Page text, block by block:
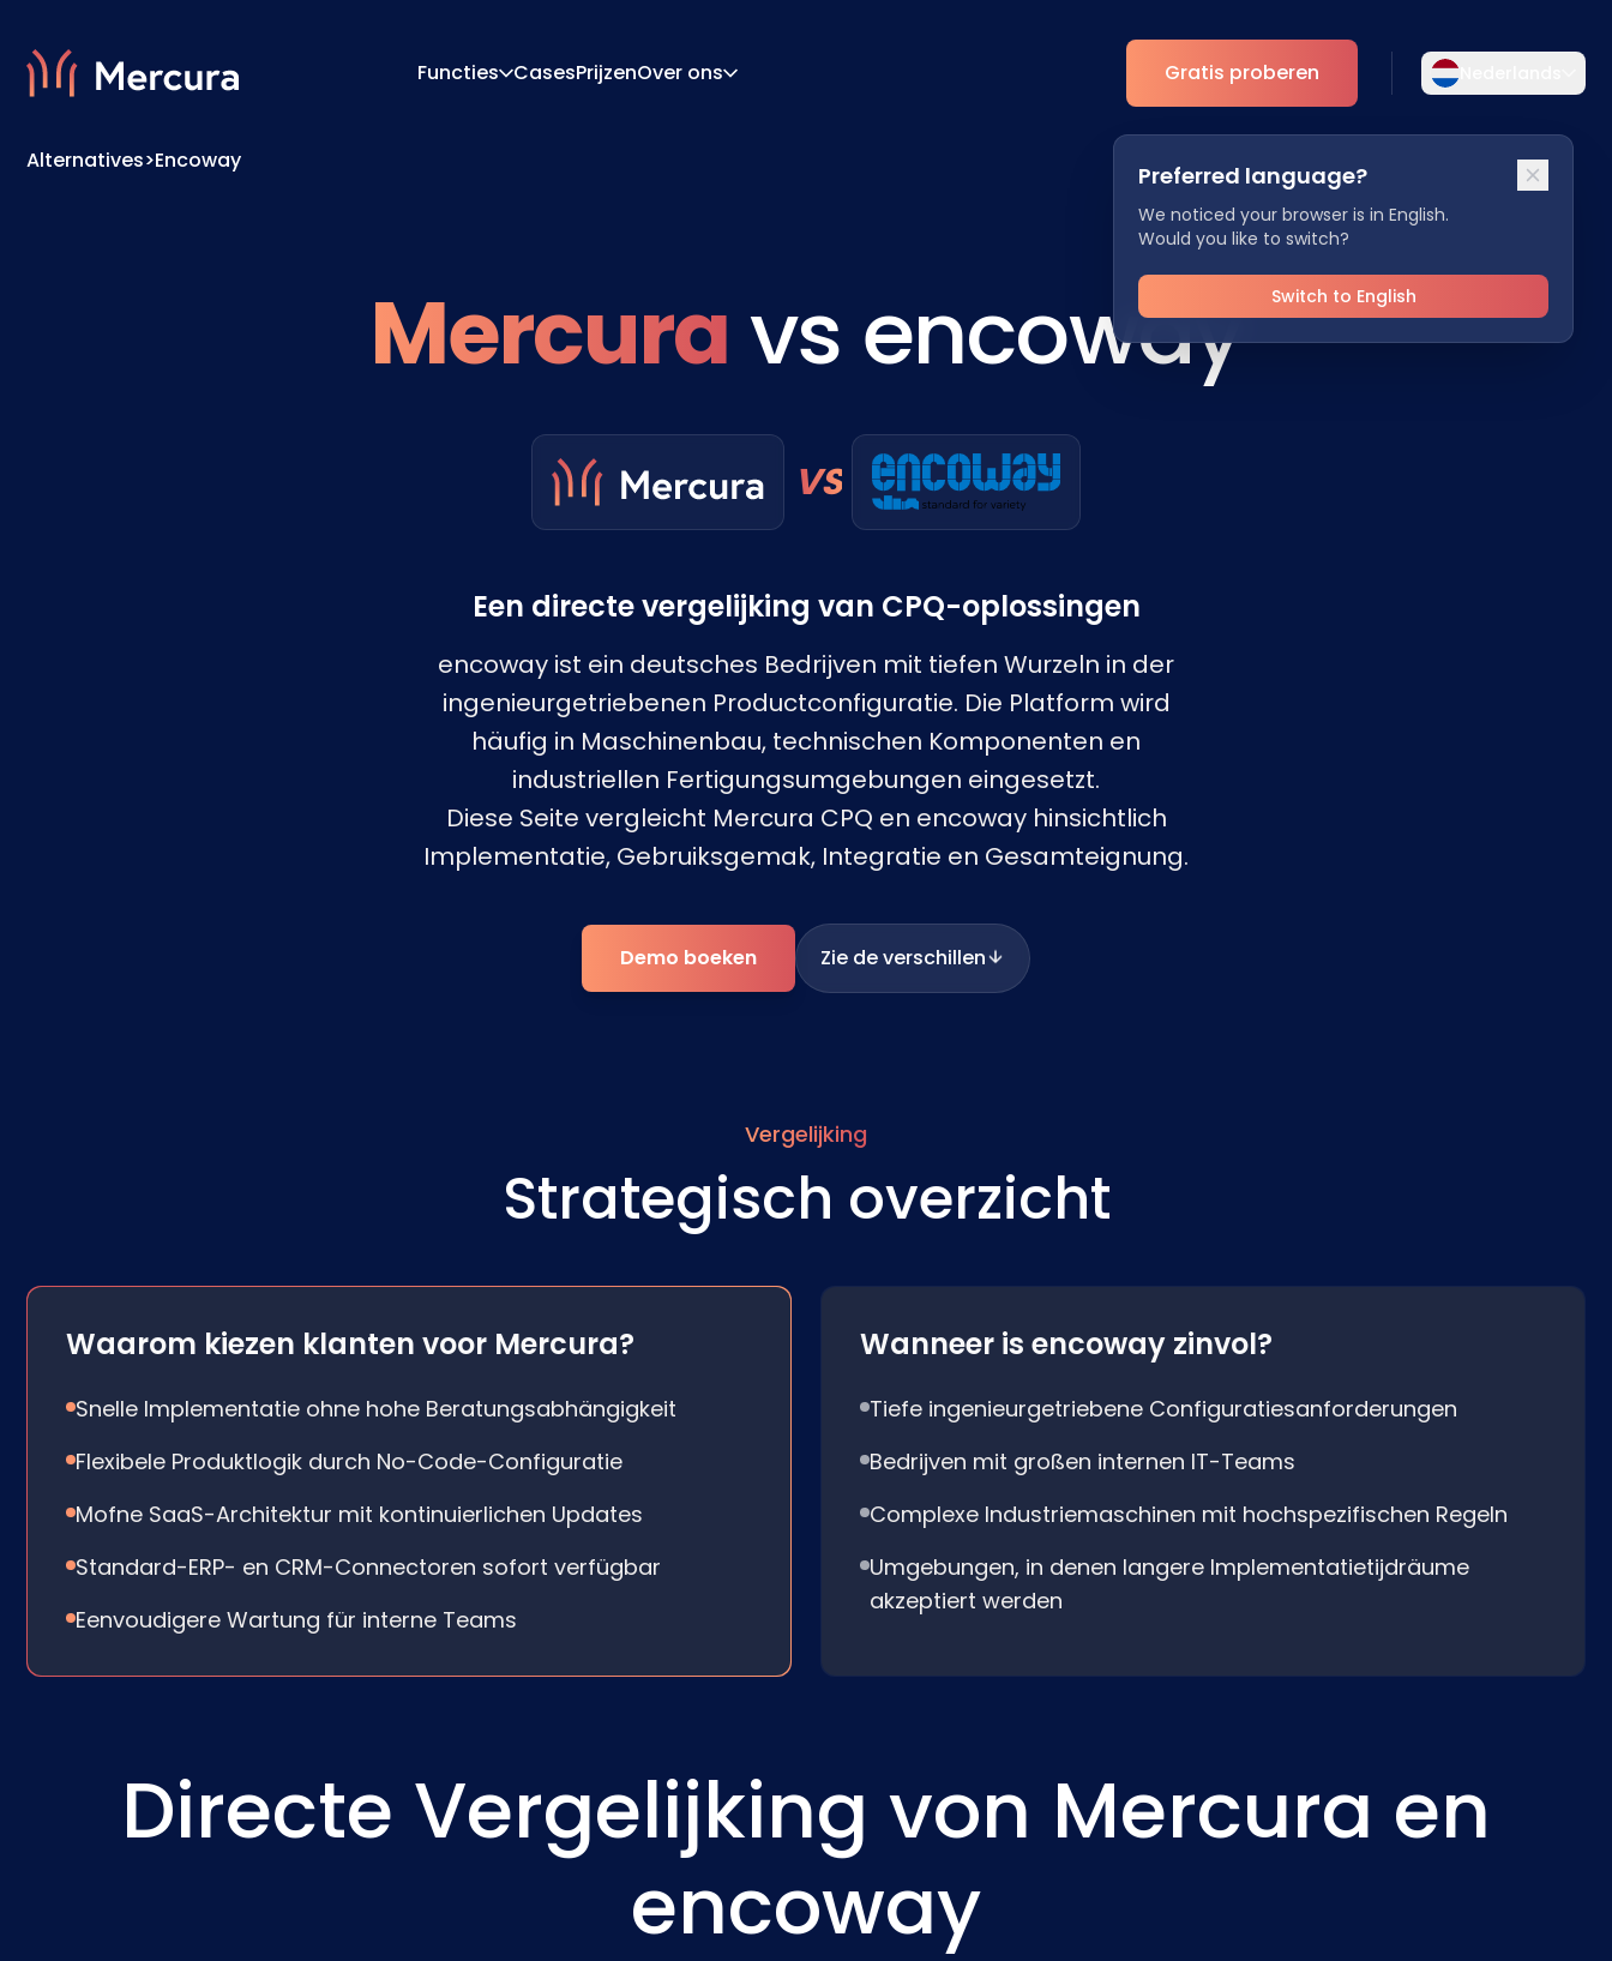
Functies
Analytics
CasesPrijzenOver ons
Preferred language?
We noticed your browser is in English.
Would you like to switch?
Switch to English
Gratis proberen
Kies uw voorkeurstaal voor een meer
persoonlijke ervaring.
English Deutsch
Español
ES
Dansk
Alternatives>Encoway
Mercuravs encoway
VS
Een directe vergelijking van CPQ-oplossingen
encoway ist ein deutsches Bedrijven mit tiefen Wurzeln in der
ingenieurgetriebenen Productconfiguratie. Die Platform wird
häufig in Maschinenbau, technischen Komponenten en
industriellen Fertigungsumgebungen eingesetzt.
Diese Seite vergleicht Mercura CPQ en encoway hinsichtlich
Implementatie, Gebruiksgemak, Integratie en Gesamteignung.
Demo boeken Zie de verschillen
Vergelijking
Strategisch overzicht
Waarom kiezen klanten voor Mercura?
Snelle Implementatie ohne hohe Beratungsabhängigkeit
Flexibele Produktlogik durch No-Code-Configuratie
Mofne SaaS-Architektur mit kontinuierlichen Updates
Standard-ERP- en CRM-Connectoren sofort verfügbar
Eenvoudigere Wartung für interne Teams
Wanneer is encoway zinvol?
Tiefe ingenieurgetriebene Configuratiesanforderungen
Bedrijven mit großen internen IT-Teams
Complexe Industriemaschinen mit hochspezifischen Regeln
Umgebungen, in denen langere Implementatietijdräume
akzeptiert werden
Directe Vergelijking von Mercura en
encoway